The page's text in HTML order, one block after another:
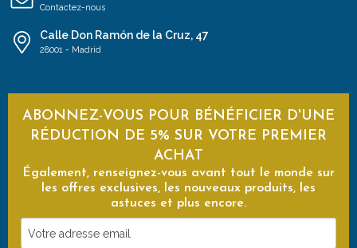
Contactez-nous
Calle Don Ramón de la Cruz, 47
28001 - Madrid
ABONNEZ-VOUS POUR BÉNÉFICIER D'UNE
RÉDUCTION DE 5% SUR VOTRE PREMIER
ACHAT
Également, renseignez-vous avant tout le monde sur
les offres exclusives, les nouveaux produits, les
astuces et plus encore.
Votre